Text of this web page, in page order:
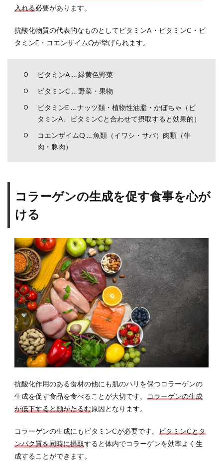
する
エク
イズ
たる
眼輪
強化
する
体操
8.2
筋ト
顎・
フェ
イス
ライ
ンの
たる
み：
顎の
スト
レッ
チ
9
マッ
ジを
する
際の
注意
9.1
マッ
入れる必要があります。
抗酸化物質の代表的なものとしてビタミンA・ビタミンC・ビ
タミンE・コエンザイムQが挙げられます。
ビタミンA … 緑黄色野菜
ビタミンC … 野菜・果物
ビタミンE … ナッツ類・植物性油脂・かぼちゃ（ビ
タミンA、ビタミンCと合わせて摂取すると効果的）
コエンザイムQ … 魚類（イワシ・サバ）肉類（牛
肉・豚肉）
コラーゲンの生成を促す食事を心が
ける
抗酸化作用のある食材の他にも肌のハリを保つコラーゲンの
生成を促す食品を食べることが大切です。 コラーゲンの生成
が低下すると顔がたるむ原因となります。
コラーゲンの生成にもビタミンCが必要です。 ビタミンCとタ
ンパク質を同時に摂取すると体内でコラーゲンを効率よく生
成することができます。